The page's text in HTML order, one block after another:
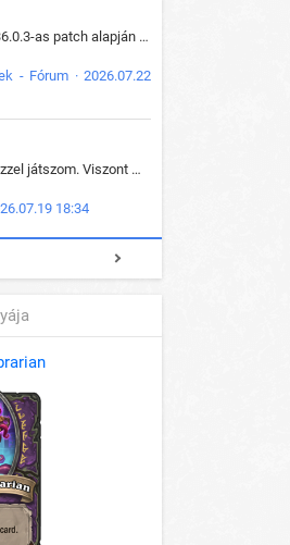
Kártya változások a 36.0.3-as patch alapján frissítve az adatbázisban (képek is cserélve).
- Fórum · 2026.07.22
Amióta bejött, csak ezzel játszom. Viszont mint minden más - akár az alapjáték is, ez is baromira összetett lett. Néha már pár kör után is esélytelen az egész. Vagy irreállisan túltápol valaki, vagy lelép a partner, vagy csak hülye mint a segg. És amikor eljönne az én időm, na akkor jön el mindenki másé is. Engem jobban érdekelne, hogy ki milyen ratingen szokott játszani. Na ez lenne egy érdekes adat.
18:34